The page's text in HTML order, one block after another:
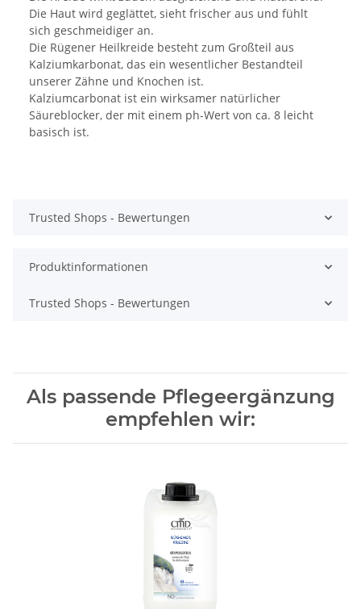
Die Haut wird geglättet, sieht frischer aus und fühlt
sich geschmeidiger an.
Die Rügener Heilkreide besteht zum Großteil aus
Kalziumkarbonat, das ein wesentlicher Bestandteil
unserer Zähne und Knochen ist.
Kalziumcarbonat ist ein wirksamer natürlicher
Säureblocker, der mit einem ph-Wert von ca. 8 leicht
basisch ist.
Trusted Shops - Bewertungen
Produktinformationen
Trusted Shops - Bewertungen
Als passende Pflegeergänzung
empfehlen wir: